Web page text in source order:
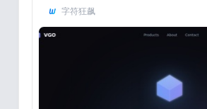
字符狂飙